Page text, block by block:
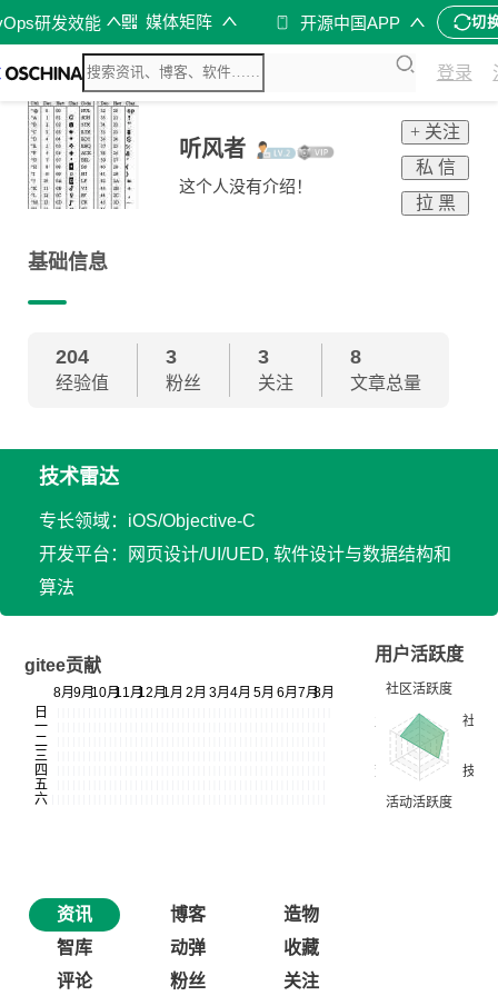
研发效能 媒体矩阵 开源中国APP 切
登录
听风者
这个人没有介绍！
+ 关注
私 信
拉 黑
基础信息
204
经验值
3
粉丝
3
关注
8
文章总量
技术雷达
专长领域：iOS/Objective-C
开发平台：网页设计/UI/UED, 软件设计与数据结构和
算法
gitee贡献
用户活跃度
资讯 博客
造物
智库
动弹
收藏
评论
粉丝 关注